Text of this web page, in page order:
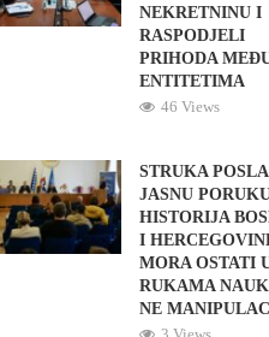
NEKRETNINU I
RASPODJELI
PRIHODA
ENTITETIMA
46 Views
STRUKA
JASNU
HISTORIJA
I
MORA OSTATI
RUKAMA
NE